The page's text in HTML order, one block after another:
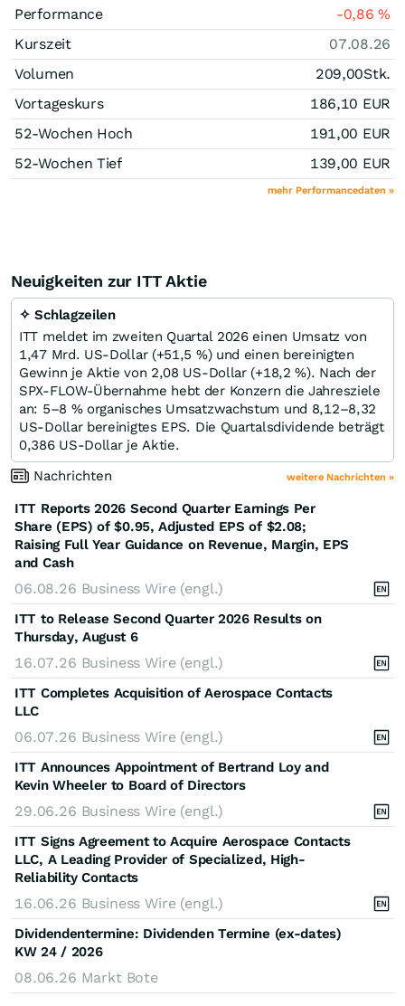
Performance -0,86%
Kurszeit
07.08.26
Volumen
209,00Stk.
Vortageskurs
186,10 EUR
52-Wochen Hoch
191,00 EUR
52-Wochen Tief
139,00 EUR
mehr Performancedaten »
Neuigkeiten zur ITT Aktie
✧ Schlagzeilen
ITT meldet im zweiten Quartal 2026 einen Umsatz von
1,47 Mrd. US-Dollar (+51,5 %) und einen bereinigten
Gewinn je Aktie von 2,08 US-Dollar (+18,2 %). Nach der
SPX-FLOW-Übernahme hebt der Konzern die Jahresziele
an: 5–8 % organisches Umsatzwachstum und 8,12–8,32
US-Dollar bereinigtes EPS. Die Quartalsdividende beträgt
0,386 US-Dollar je Aktie.
Nachrichten
weitere Nachrichten »
ITT Reports 2026 Second Quarter Earnings Per
Share (EPS) of $0.95, Adjusted EPS of $2.08;
Raising Full Year Guidance on Revenue, Margin, EPS
and Cash
06.08.26 Business Wire (engl.)
ITT to Release Second Quarter 2026 Results on
Thursday, August 6
16.07.26 Business Wire (engl.)
ITT Completes Acquisition of Aerospace Contacts
LLC
06.07.26 Business Wire (engl.)
ITT Announces Appointment of Bertrand Loy and
Kevin Wheeler to Board of Directors
29.06.26 Business Wire (engl.)
ITT Signs Agreement to Acquire Aerospace Contacts
LLC, A Leading Provider of Specialized, High-
Reliability Contacts
16.06.26 Business Wire (engl.)
Dividendentermine: Dividenden Termine (ex-dates)
KW 24 / 2026
08.06.26 Markt Bote